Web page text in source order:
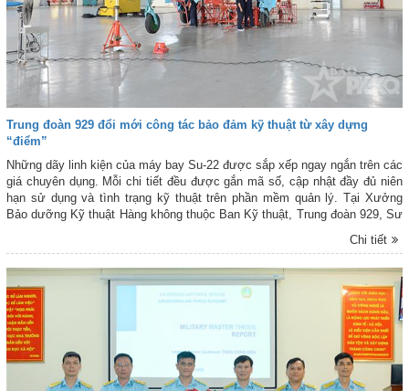
Trung đoàn 929 đổi mới công tác bảo đảm kỹ thuật từ xây dựng
“điểm”
Những dãy linh kiện của máy bay Su-22 được sắp xếp ngay ngắn trên các
giá chuyên dụng. Mỗi chi tiết đều được gắn mã số, cập nhật đầy đủ niên
hạn sử dụng và tình trạng kỹ thuật trên phần mềm quản lý. Tại Xưởng
Bảo dưỡng Kỹ thuật Hàng không thuộc Ban Kỹ thuật, Trung đoàn 929, Sư
đoàn 372, sự ngăn nắp ấy không chỉ thể hiện nền nếp chính quy mà còn
phản ánh những chuyển biến rõ nét trong công tác bảo đảm kỹ thuật của
Sư đoàn 372 giao cho đơn vị thực hiện trong năm 2026.
Chi tiết